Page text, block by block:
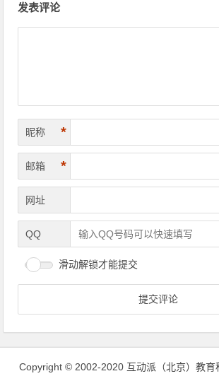
发表评论
昵称 *
邮箱 *
网址
QQ
滑动解锁才能提交
Copyright © 2002-2020 互动派（北京）教育